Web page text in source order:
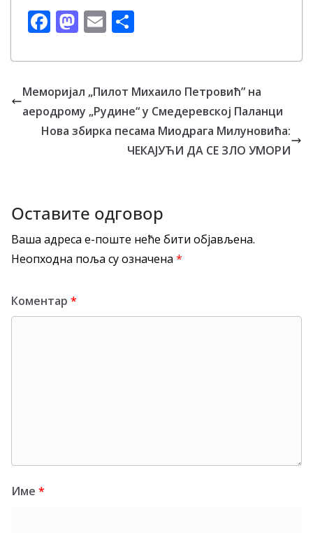
F
e
b
o
o
M
to
d
o
n
E
ai
l
ar
e
Меморијал „Пилот Михаило Петровић” на
аеродрому „Рудине“ у Смедеревској Паланци
Нова збирка песама Миодрага Милуновића:
ЧЕКАЈУЋИ ДА СЕ ЗЛО УМОРИ
Оставите одговор
Ваша адреса е-поште неће бити објављена.
Неопходна поља су означена *
Коментар *
Име *